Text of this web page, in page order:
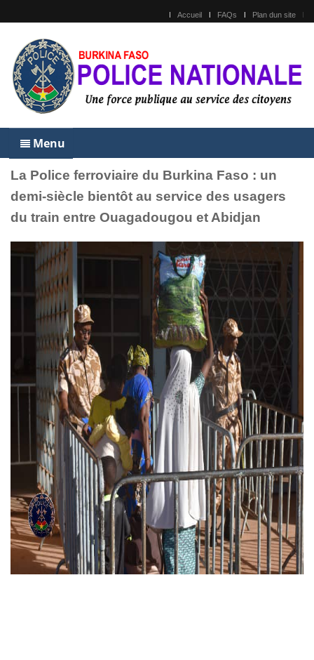
Accueil FAQs Plan dun site
Menu
La Police ferroviaire du Burkina Faso : un
demi-siècle bientôt au service des usagers
du train entre Ouagadougou et Abidjan